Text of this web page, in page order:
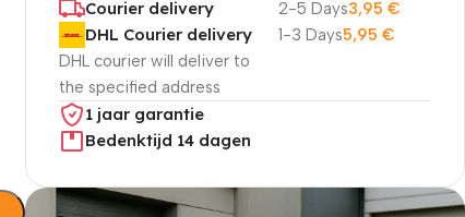
Courier delivery
2-5 Days3,95€
DHL Courier delivery
DHL courier will deliver to
the specified address
1-3 Days5,95€
1 jaar garantie
Bedenktijd 14 dagen